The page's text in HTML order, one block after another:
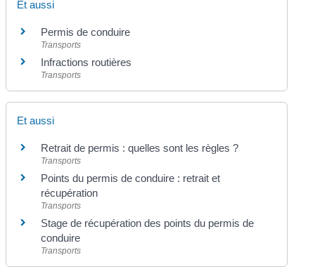
Et aussi
Permis de conduire
Transports
Infractions routières
Transports
Et aussi
Retrait de permis : quelles sont les règles ?
Transports
Points du permis de conduire : retrait et
récupération
Transports
Stage de récupération des points du permis de
conduire
Transports